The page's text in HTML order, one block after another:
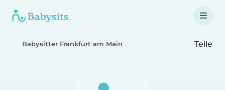
Babysitter Frankfurt am Main Teile